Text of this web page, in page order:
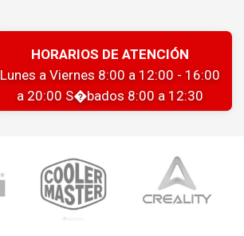
HORARIOS DE ATENCIÓN
Lunes a Viernes 8:00 a 12:00 - 16:00
a 20:00 S�bados 8:00 a 12:30